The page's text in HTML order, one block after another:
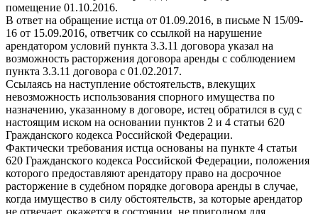
помещение 01.10.2016.
В ответ на обращение истца от 01.09.2016, в письме N 15/09-
16 от 15.09.2016, ответчик со ссылкой на нарушение
арендатором условий пункта 3.3.11 договора указал на
возможность расторжения договора аренды с соблюдением
пункта 3.3.11 договора с 01.02.2017.
Ссылаясь на наступление обстоятельств, влекущих
невозможность использования спорного имущества по
назначению, указанному в договоре, истец обратился в суд с
настоящим иском на основании пунктов 2 и 4 статьи 620
Гражданского кодекса Российской Федерации.
Фактически требования истца основаны на пункте 4 статьи
620 Гражданского кодекса Российской Федерации, положения
которого предоставляют арендатору право на досрочное
расторжение в судебном порядке договора аренды в случае,
когда имущество в силу обстоятельств, за которые арендатор